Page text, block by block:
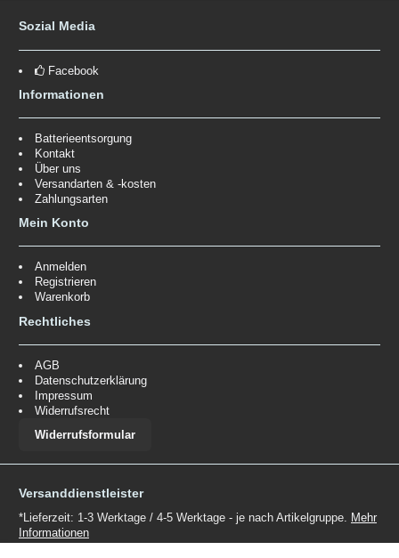
Sozial Media
Facebook
Informationen
Batterieentsorgung
Kontakt
Über uns
Versandarten & -kosten
Zahlungsarten
Mein Konto
Anmelden
Registrieren
Warenkorb
Rechtliches
AGB
Datenschutzerklärung
Impressum
Widerrufsrecht
Widerrufsformular
Versanddienstleister
*Lieferzeit: 1-3 Werktage / 4-5 Werktage - je nach Artikelgruppe. Mehr
Informationen